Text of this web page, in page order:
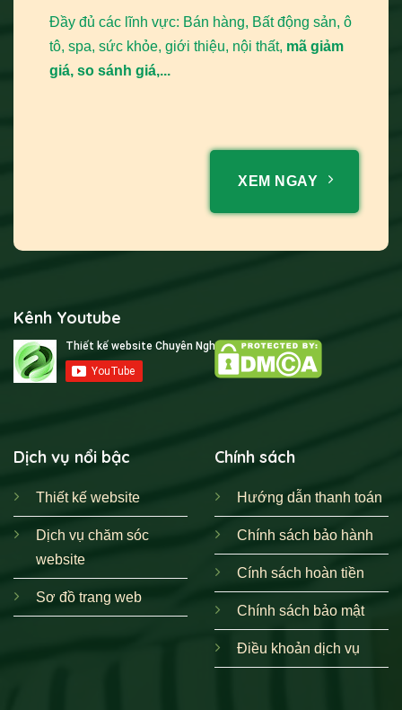
Đầy đủ các lĩnh vực: Bán hàng, Bất động sản, ô
tô, spa, sức khỏe, giới thiệu, nội thất, mã giảm
giá, so sánh giá,...
XEM NGAY
Kênh Youtube
Dịch vụ nổi bậc
Thiết kế website
Dịch vụ chăm sóc
website
Sơ đồ trang web
Chính sách
Hướng dẫn thanh toán
Chính sách bảo hành
Cính sách hoàn tiền
Chính sách bảo mật
Điều khoản dịch vụ